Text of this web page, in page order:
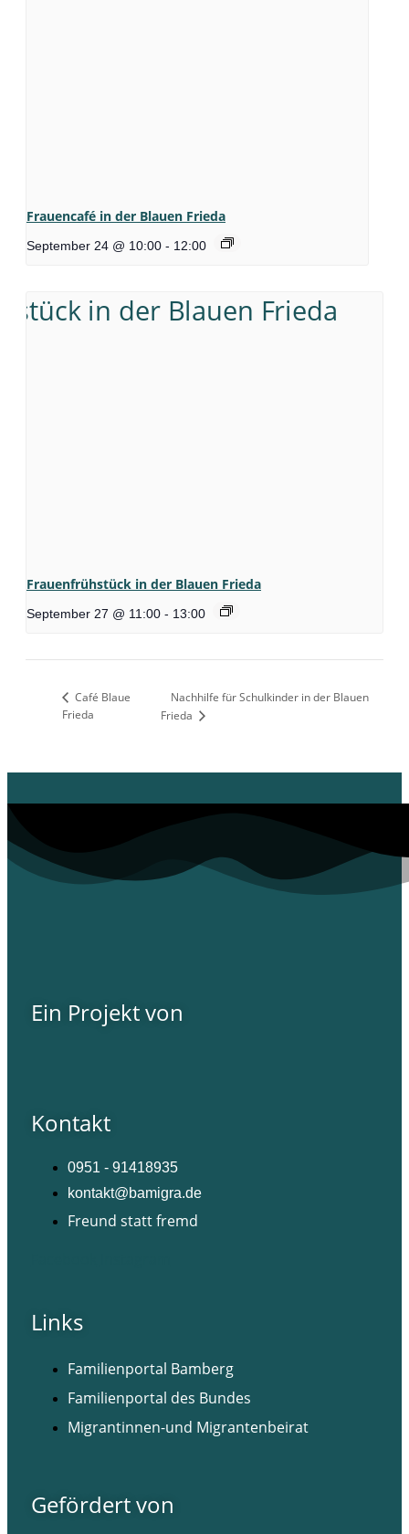
Frauencafé in der Blauen Frieda
September 24 @ 10:00 - 12:00
Frauenfrühstück in der Blauen Frieda
September 27 @ 11:00 - 13:00
Café Blaue
Frieda
Nachhilfe für Schulkinder in der Blauen
Frieda
Ein Projekt von
Kontakt
0951 - 91418935
kontakt@bamigra.de
Freund statt fremd
Links
Familienportal Bamberg
Familienportal des Bundes
Migrantinnen-und Migrantenbeirat
Gefördert von